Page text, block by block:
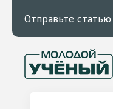
Отправьте статью